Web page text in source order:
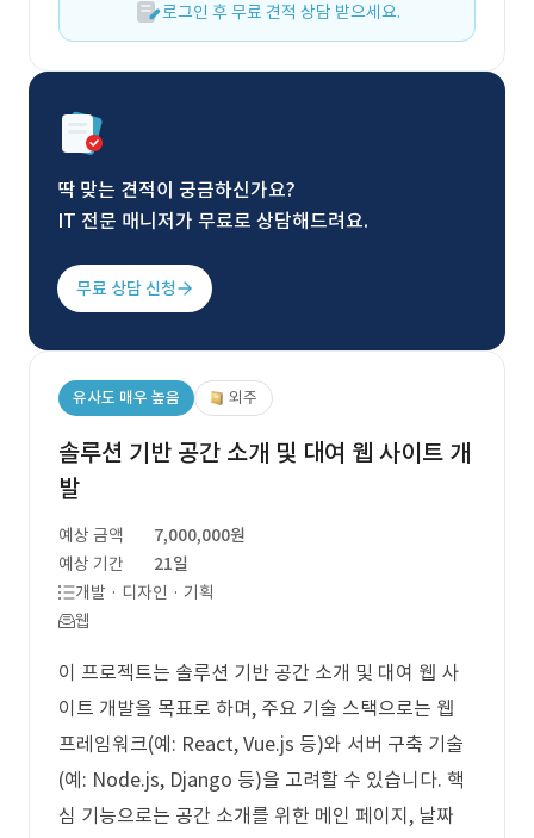
로그인 후 무료 견적 상담 받으세요.
딱 맞는 견적이 궁금하신가요?
IT 전문 매니저가 무료로 상담해드려요.
무료 상담 신청
유사도 매우 높음 외주
솔루션 기반 공간 소개 및 대여 웹 사이트 개
발
예상 금액
7,000,000원
예상 기간
21일
개발 · 디자인 · 기획
웹
이 프로젝트는 솔루션 기반 공간 소개 및 대여 웹 사
이트 개발을 목표로 하며, 주요 기술 스택으로는 웹
프레임워크(예: React, Vue.js 등)와 서버 구축 기술
(예: Node.js, Django 등)을 고려할 수 있습니다. 핵
심 기능으로는 공간 소개를 위한 메인 페이지, 날짜